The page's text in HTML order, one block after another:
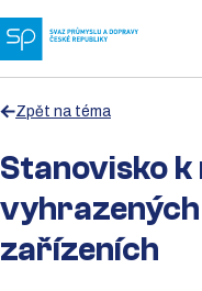
Zpět na téma
Stanovisko
zařízeních